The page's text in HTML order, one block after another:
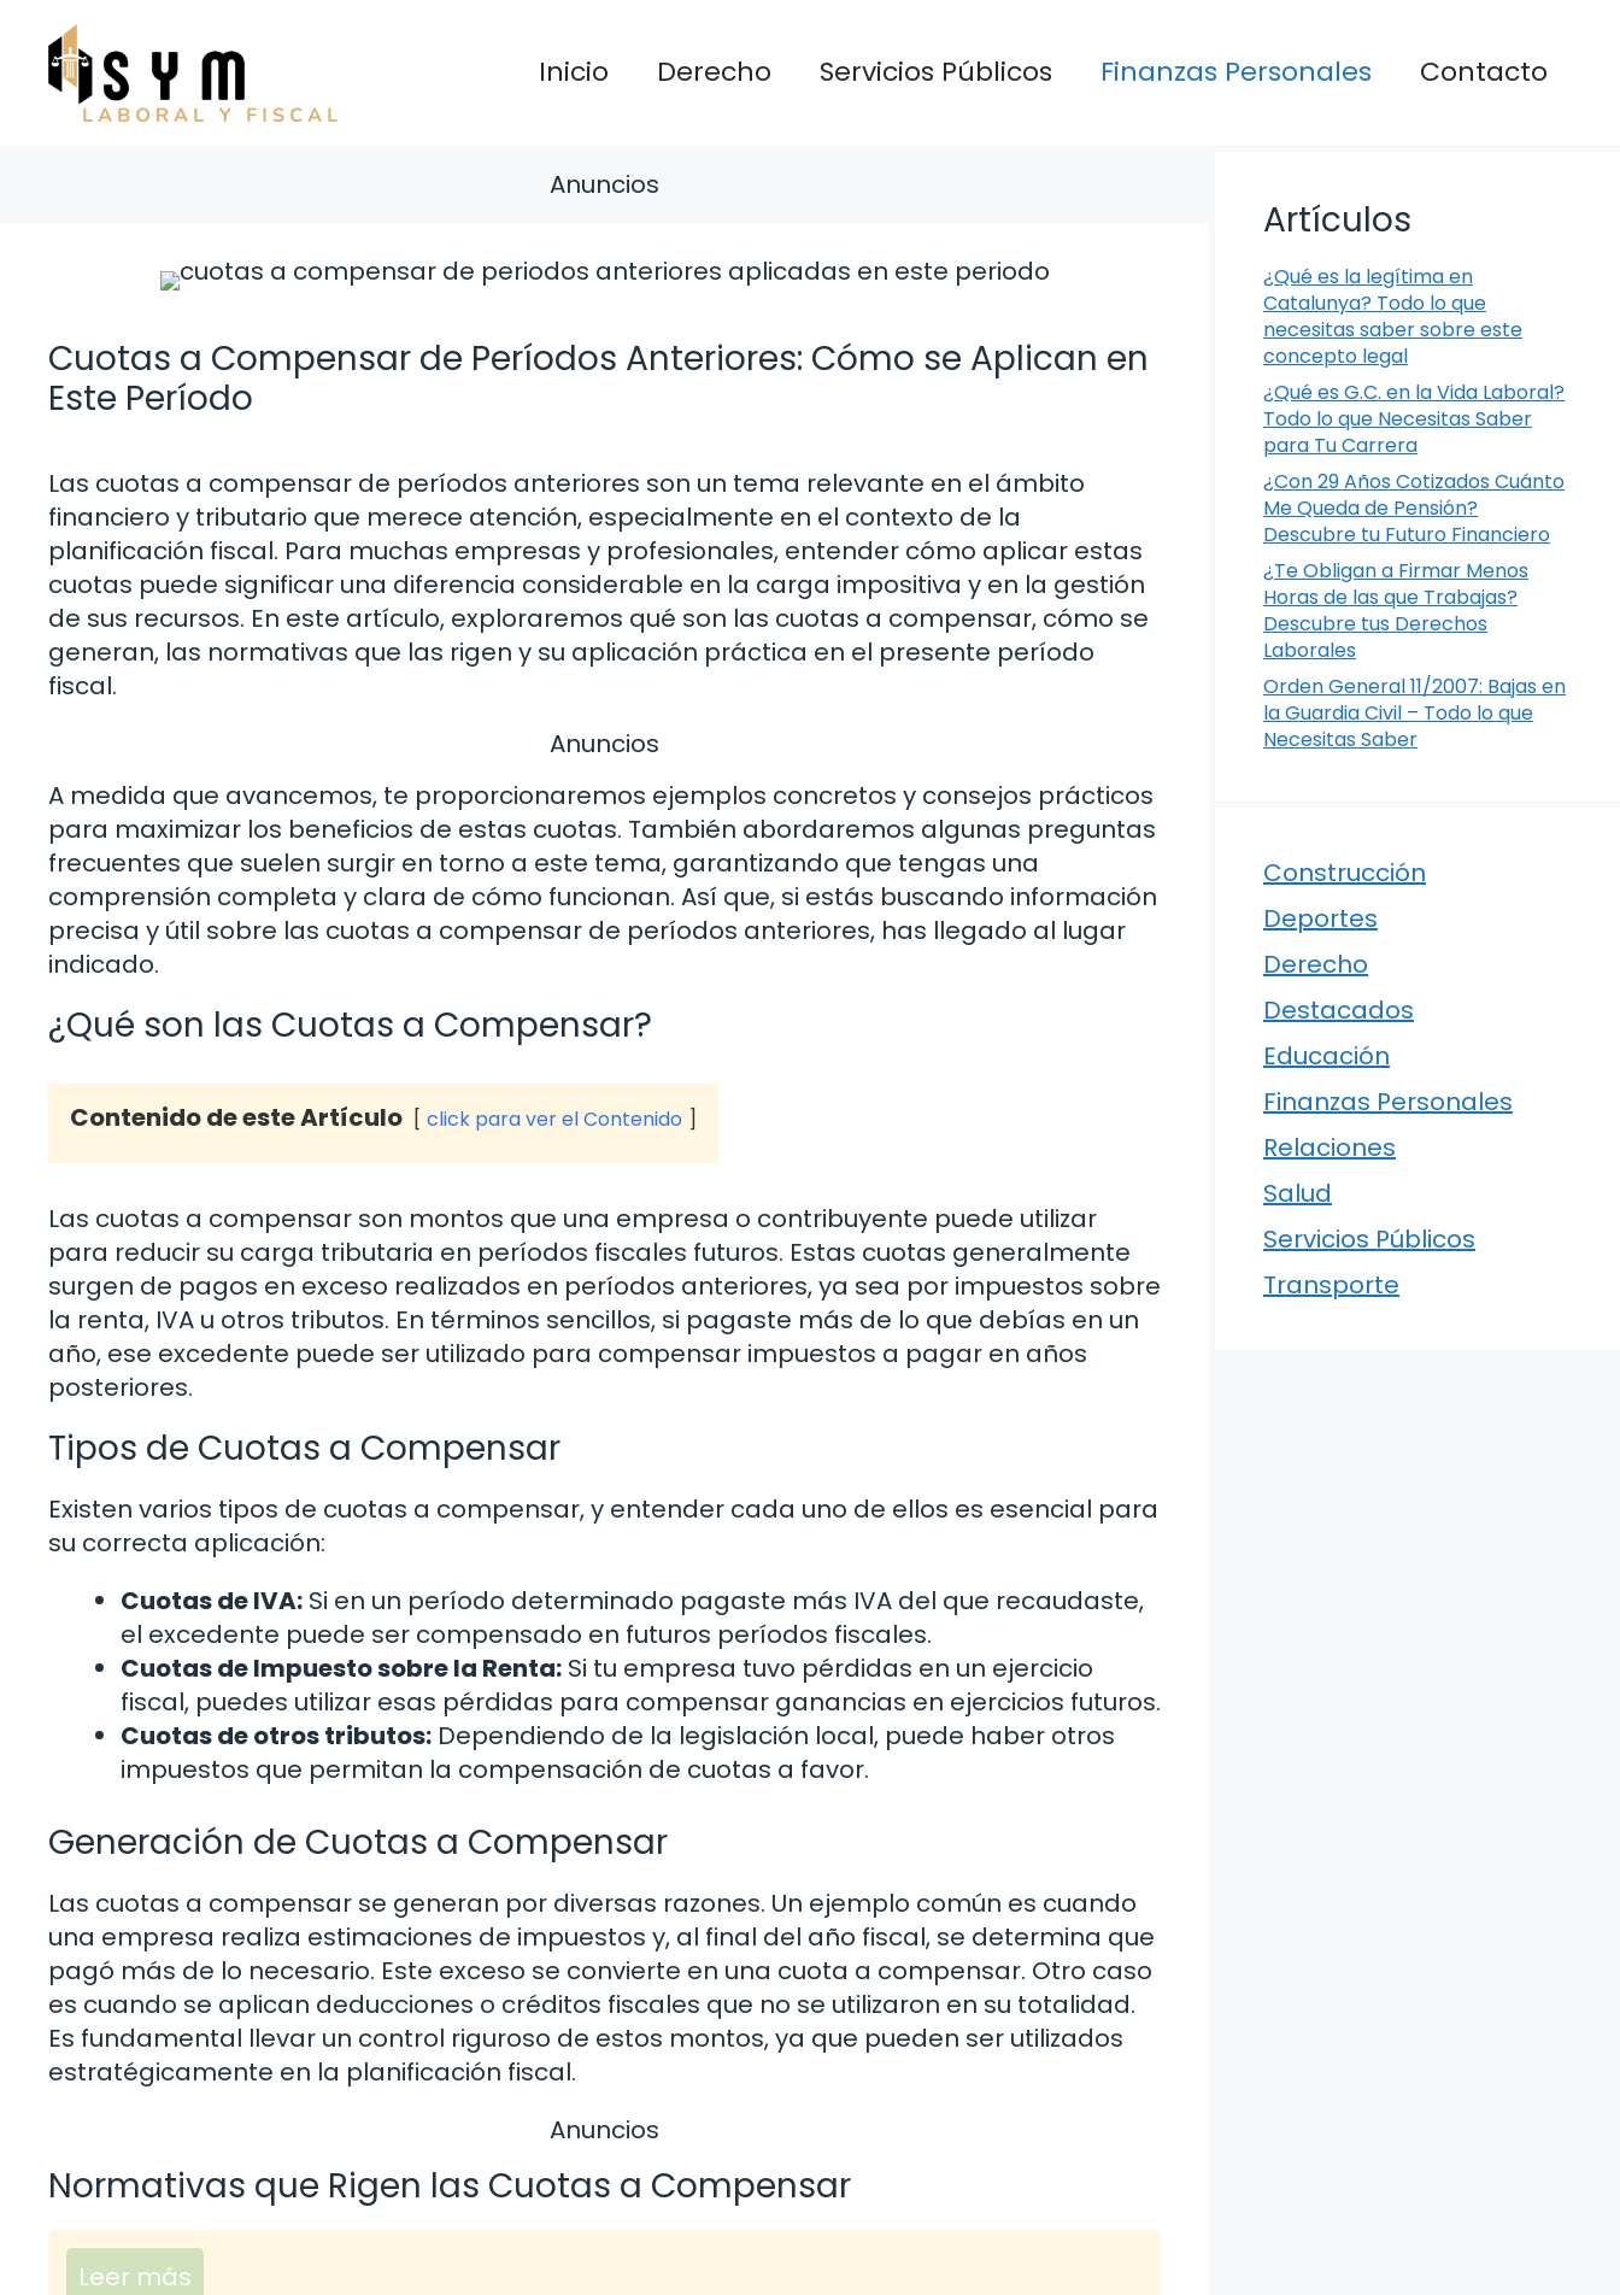
contenido
Inicio Derecho Servicios Públicos Finanzas Personales Contacto
Anuncios
Cuotas a Compensar de Períodos Anteriores: Cómo se Aplican en
Este Período
Las cuotas a compensar de períodos anteriores son un tema relevante en el ámbito
financiero y tributario que merece atención, especialmente en el contexto de la
planificación fiscal. Para muchas empresas y profesionales, entender cómo aplicar estas
cuotas puede significar una diferencia considerable en la carga impositiva y en la gestión
de sus recursos. En este artículo, exploraremos qué son las cuotas a compensar, cómo se
generan, las normativas que las rigen y su aplicación práctica en el presente período
fiscal.
Anuncios
A medida que avancemos, te proporcionaremos ejemplos concretos y consejos prácticos
para maximizar los beneficios de estas cuotas. También abordaremos algunas preguntas
frecuentes que suelen surgir en torno a este tema, garantizando que tengas una
comprensión completa y clara de cómo funcionan. Así que, si estás buscando información
precisa y útil sobre las cuotas a compensar de períodos anteriores, has llegado al lugar
indicado.
¿Qué son las Cuotas a Compensar?
Contenido de este Artículo click para ver el Contenido
Las cuotas a compensar son montos que una empresa o contribuyente puede utilizar
para reducir su carga tributaria en períodos fiscales futuros. Estas cuotas generalmente
surgen de pagos en exceso realizados en períodos anteriores, ya sea por impuestos sobre
la renta, IVA u otros tributos. En términos sencillos, si pagaste más de lo que debías en un
año, ese excedente puede ser utilizado para compensar impuestos a pagar en años
posteriores.
Tipos de Cuotas a Compensar
Existen varios tipos de cuotas a compensar, y entender cada uno de ellos es esencial para
su correcta aplicación:
Cuotas de IVA: Si en un período determinado pagaste más IVA del que recaudaste,
el excedente puede ser compensado en futuros períodos fiscales.
Cuotas de Impuesto sobre la Renta: Si tu empresa tuvo pérdidas en un ejercicio
fiscal, puedes utilizar esas pérdidas para compensar ganancias en ejercicios futuros.
Cuotas de otros tributos: Dependiendo de la legislación local, puede haber otros
impuestos que permitan la compensación de cuotas a favor.
Generación de Cuotas a Compensar
Las cuotas a compensar se generan por diversas razones. Un ejemplo común es cuando
una empresa realiza estimaciones de impuestos y, al final del año fiscal, se determina que
pagó más de lo necesario. Este exceso se convierte en una cuota a compensar. Otro caso
es cuando se aplican deducciones o créditos fiscales que no se utilizaron en su totalidad.
Es fundamental llevar un control riguroso de estos montos, ya que pueden ser utilizados
estratégicamente en la planificación fiscal.
Anuncios
Normativas que Rigen las Cuotas a Compensar
Leer más
Artículos
¿Qué es la legítima en
Catalunya? Todo lo que
necesitas saber sobre este
concepto legal
¿Qué es G.C. en la Vida Laboral?
Todo lo que Necesitas Saber
para Tu Carrera
¿Con 29 Años Cotizados Cuánto
Me Queda de Pensión?
Descubre tu Futuro Financiero
¿Te Obligan a Firmar Menos
Horas de las que Trabajas?
Descubre tus Derechos
Laborales
Orden General 11/2007: Bajas en
la Guardia Civil – Todo lo que
Necesitas Saber
Construcción
Deportes
Derecho
Destacados
Educación
Finanzas Personales
Relaciones
Salud
Servicios Públicos
Transporte